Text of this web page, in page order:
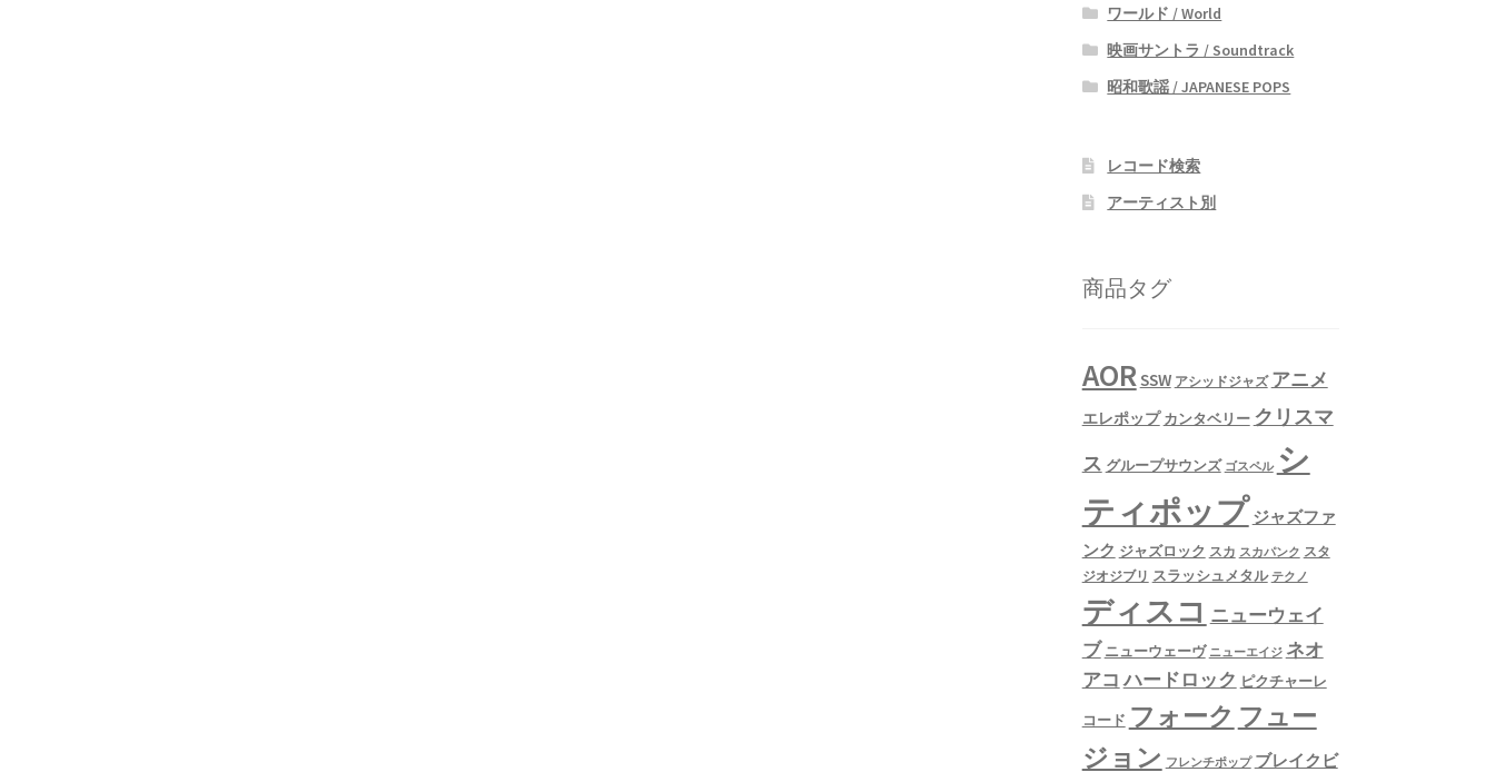
ワールド / World
映画サントラ / Soundtrack
昭和歌謡 / JAPANESE POPS
レコード検索
アーティスト別
商品タグ
AORSSW アシッドジャズ アニメ
エレポップ カンタベリー クリスマ
ス グループサウンズ ゴスペル シ
ティポップ ジャズファ
ンク ジャズロック スカ スカパンク スタ
ジオジブリ スラッシュメタル テクノ
ディスコ ニューウェイ
ブ ニューウェーヴ ニューエイジ ネオ
アコ ハードロック ピクチャーレ
コード フォーク フュー
ジョン フレンチポップ ブレイクビ